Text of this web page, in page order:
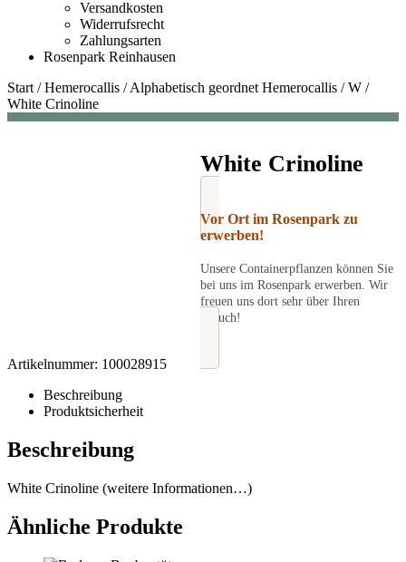
Versandkosten
Widerrufsrecht
Zahlungsarten
Rosenpark Reinhausen
Start /Hemerocallis /Alphabetisch geordnet Hemerocallis /W /
White Crinoline
White Crinoline
Vor Ort im Rosenpark zu
erwerben!
Unsere Containerpflanzen können Sie
bei uns im Rosenpark erwerben. Wir
freuen uns dort sehr über Ihren
Besuch!
Artikelnummer: 100028915
Beschreibung
Produktsicherheit
Beschreibung
White Crinoline (weitere Informationen…)
Ähnliche Produkte